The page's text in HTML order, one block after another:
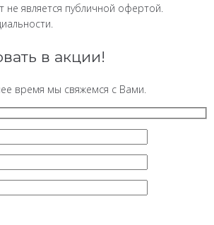
не является публичной офертой.
в акции!
время мы свяжемся с Вами.